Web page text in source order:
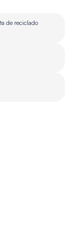
de reciclado